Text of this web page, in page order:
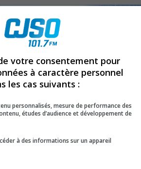
et la région, abonne-toi à notre
ÉMISSIONS CONCOURS
» NAVETTE 2014 VILLE DE CONTRECOEUR
votre consentement pour
à caractère personnel
les cas suivants :
personnalisés, mesure de performance des
études d’audience et développement de
à des informations sur un appareil